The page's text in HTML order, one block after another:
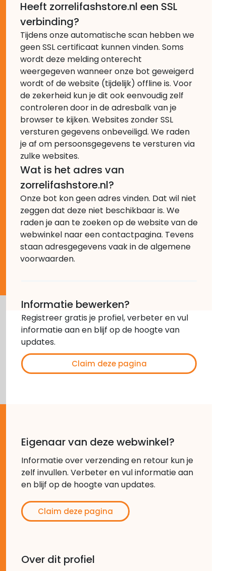
Heeft zorrelifashstore.nl een SSL
verbinding?
Tijdens onze automatische scan hebben we
geen SSL certificaat kunnen vinden. Soms
wordt deze melding onterecht
weergegeven wanneer onze bot geweigerd
wordt of de website (tijdelijk) offline is. Voor
de zekerheid kun je dit ook eenvoudig zelf
controleren door in de adresbalk van je
browser te kijken. Websites zonder SSL
versturen gegevens onbeveiligd. We raden
je af om persoonsgegevens te versturen via
zulke websites.
Wat is het adres van
zorrelifashstore.nl?
Onze bot kon geen adres vinden. Dat wil niet
zeggen dat deze niet beschikbaar is. We
raden je aan te zoeken op de website van de
webwinkel naar een contactpagina. Tevens
staan adresgegevens vaak in de algemene
voorwaarden.
Informatie bewerken?
Registreer gratis je profiel, verbeter en vul
informatie aan en blijf op de hoogte van
updates.
Claim deze pagina
Eigenaar van deze webwinkel?
Informatie over verzending en retour kun je
zelf invullen. Verbeter en vul informatie aan
en blijf op de hoogte van updates.
Claim deze pagina
Over dit profiel